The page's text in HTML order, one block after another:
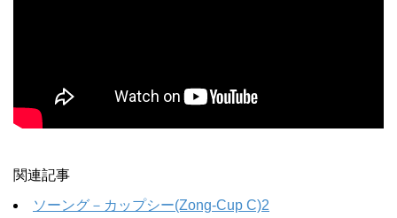
関連記事
ソーング－カップシー(Zong-Cup C)2